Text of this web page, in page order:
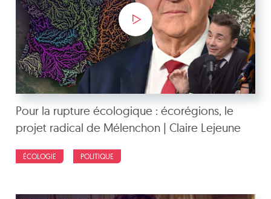
Pour la rupture écologique : écorégions, le
projet radical de Mélenchon | Claire Lejeune
ÉCOLOGIE POLITIQUE